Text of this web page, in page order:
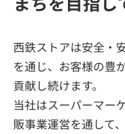
西鉄ストアは安全・
を通じ、お客様の豊
貢献し続けます。
当社はスーパーマー
販事業運営を通して